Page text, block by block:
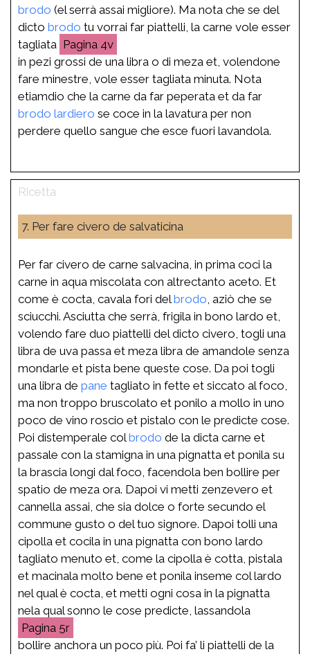
brodo (el serrà assai migliore). Ma nota che se del
dicto brodo tu vorrai far piattelli, la carne vole esser
tagliata
4v
in pezi grossi de una libra o di meza et, volendone
fare minestre, vole esser tagliata minuta. Nota
etiamdio che la carne da far peperata et da far
brodo lardiero se coce in la lavatura per non
perdere quello sangue che esce fuori lavandola.
7. Per fare civero de salvaticina
Per far civero de carne salvacina, in prima coci la
carne in aqua miscolata con altrectanto aceto. Et
come è cocta, cavala fori delbrodo , aziò che se
sciucchi. Asciutta che serrà, frigila in bono lardo et,
volendo fare duo piattelli del dicto civero, togli una
libra de uva passa et meza libra de amandole senza
mondarle et pista bene queste cose. Da poi togli
una libra de pane tagliato in fette et siccato al foco,
ma non troppo bruscolato et ponilo a mollo in uno
poco de vino roscio et pistalo con le predicte cose.
Poi distemperale colbrodo de la dicta carne et
passale con la stamigna in una pignatta et ponila su
la brascia longi dal foco, facendola ben bollire per
spatio de meza ora. Dapoi vi metti zenzevero et
cannella assai, che sia dolce o forte secundo el
commune gusto o del tuo signore. Dapoi tolli una
cipolla et cocila in una pignatta con bono lardo
tagliato menuto et, come la cipolla è cotta, pistala
et macinala molto bene et ponila inseme col lardo
nel qual è cocta, et metti ogni cosa in la pignatta
nela qual sonno le cose predicte, lassandola
5r
bollire anchora un poco più. Poi fa’ li piattelli de la